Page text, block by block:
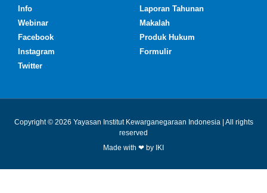
Info
Webinar
Facebook
Instagram
Twitter
Laporan Tahunan
Makalah
Produk Hukum
Formulir
Copyright © 2026 Yayasan Institut Kewarganegaraan Indonesia | All rights
reserved
Made with ❤ by IKI